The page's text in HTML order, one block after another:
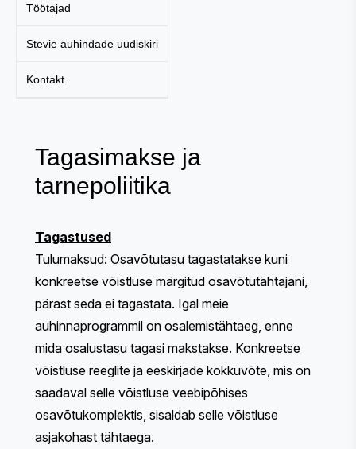
Töötajad
Stevie auhindade uudiskiri
Kontakt
Tagasimakse ja
tarnepoliitika
Tagastused
Tulumaksud: Osavõtutasu tagastatakse kuni
konkreetse võistluse märgitud osavõtutähtajani,
pärast seda ei tagastata. Igal meie
auhinnaprogrammil on osalemistähtaeg, enne
mida osalustasu tagasi makstakse. Konkreetse
võistluse reeglite ja eeskirjade kokkuvõte, mis on
saadaval selle võistluse veebipõhises
osavõtukomplektis, sisaldab selle võistluse
asjakohast tähtaega.